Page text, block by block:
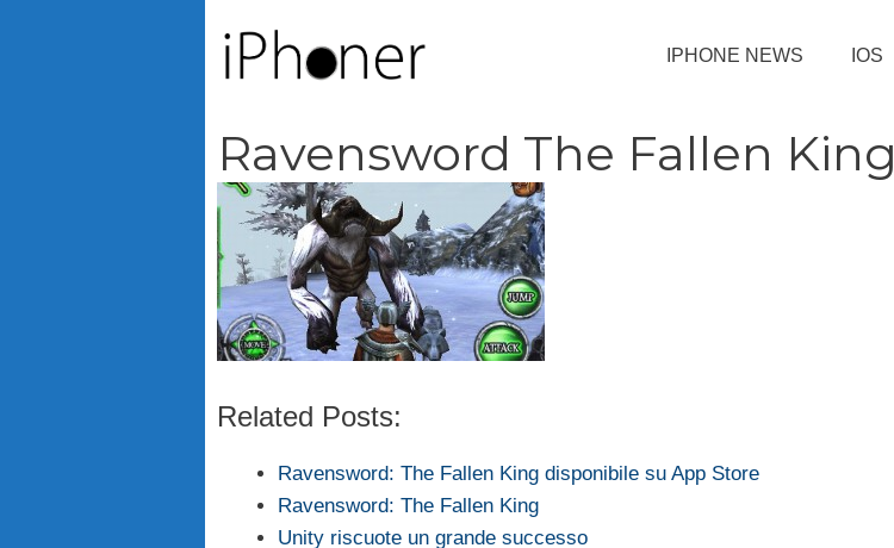
IPHONE NEWS IOS
Ravensword The Fallen King
Related Posts:
Ravensword: The Fallen King disponibile su App Store
Ravensword: The Fallen King
Unity riscuote un grande successo